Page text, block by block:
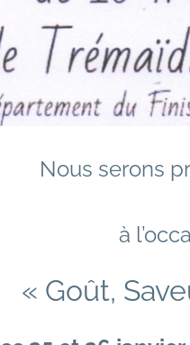
Nous serons
à
« Goût,